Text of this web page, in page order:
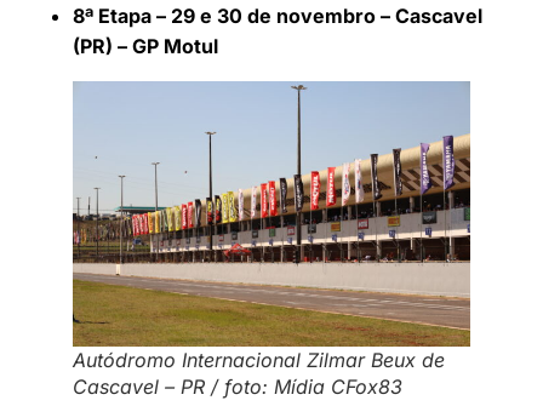
8ª Etapa – 29 e 30 de novembro – Cascavel
(PR) – GP Motul
Autódromo Internacional Zilmar Beux de
Cascavel – PR / foto: Mídia CFox83